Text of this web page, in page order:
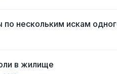
нескольким искам
в жилище